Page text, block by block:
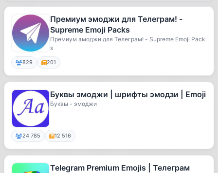
Премиум эмоджи для Телеграм! -
Supreme Emoji Packs
Премиум эмоджи для Телеграм! - Supreme Emoji Pack
s
829 201
Буквы эмоджи | шрифты эмодзи | Emoji
Буквы - эмоджи
24 785 12 516
Telegram Premium Emojis | Телеграм